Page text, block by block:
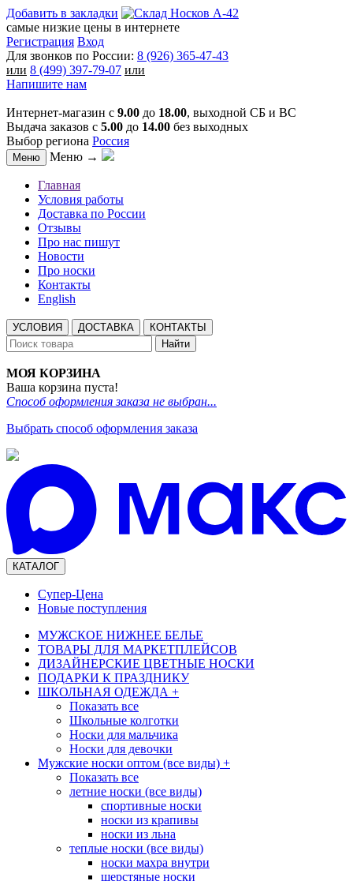
Добавить в закладки
самые низкие цены в интернете
Регистрация Вход
Для звонков по России: 8 (926) 365-47-43
или 8 (499) 397-79-07 или
Напишите нам
Интернет-магазин с 9.00 до 18.00, выходной СБ и ВС
Выдача заказов с 5.00 до 14.00 без выходных
Выбор региона Россия
Меню Меню →
Главная
Условия работы
Доставка по России
Отзывы
Про нас пишут
Новости
Про носки
Контакты
English
УСЛОВИЯ ДОСТАВКА
КОНТАКТЫ
Найти
МОЯ КОРЗИНА
Ваша корзина пуста!
Способ оформления заказа не выбран...
Выбрать способ оформления заказа
КАТАЛОГ
Супер-Цена
Новые поступления
МУЖСКОЕ НИЖНЕЕ БЕЛЬЕ
ТОВАРЫ ДЛЯ МАРКЕТПЛЕЙСОВ
ДИЗАЙНЕРСКИЕ ЦВЕТНЫЕ НОСКИ
ПОДАРКИ К ПРАЗДНИКУ
ШКОЛЬНАЯ ОДЕЖДА +
Показать все
Школьные колготки
Носки для мальчика
Носки для девочки
Мужские носки оптом (все виды) +
Показать все
летние носки (все виды)
спортивные носки
носки из крапивы
носки из льна
теплые носки (все виды)
носки махра внутри
шерстяные носки